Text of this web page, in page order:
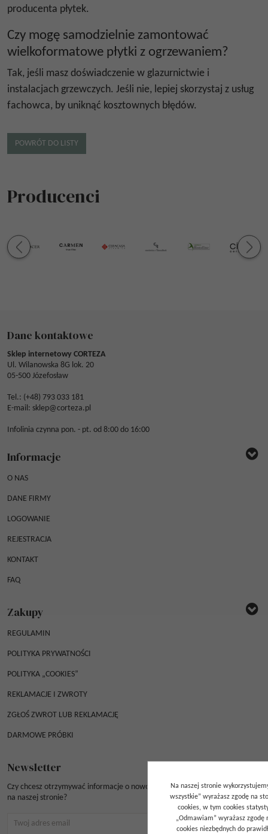
producenta płytek.
Czy mogę samodzielnie zamontować
wielkoformatowe płytki z ogrzewaniem?
Tak, jeśli masz doświadczenie w glazurnictwie i
instalacjach grzewczych. Jeśli nie, lepiej skorzystaj z usług
fachowca, by uniknąć kosztownych błędów.
POWRÓT DO LISTY
Producenci
Dane kontaktowe
Sklep internetowy CORTEZA
Ul. Wilanowska 8G lok. 20
05-500 Józefosław
Tel.: (+48) 793 033 181
E-mail: sklep@corteza.pl
Infolinia czynna pon. - pt. od 8:00 do 16:00
Informacje
O NAS
DANE FIRMY
LOGOWANIE
REJESTRACJA
KONTAKT
FAQ
Zakupy
REGULAMIN
POLITYKA PRYWATNOŚCI
POLITYKA „COOKIES”
REKLAMACJE I ZWROTY
ZGŁOŚ ZWROT LUB REKLAMACJĘ
DARMOWE PRÓBKI
Newsletter
Czy chcesz otrzymywać informacje o nowościach i ważnych wydarzeniach
na naszej stronie?
Na naszej stronie
wszystkie” wyrażasz zgodę na
cookies, w tym cookies
„Odmawiam” wyrażasz zgodę
cookies niezbędnych do